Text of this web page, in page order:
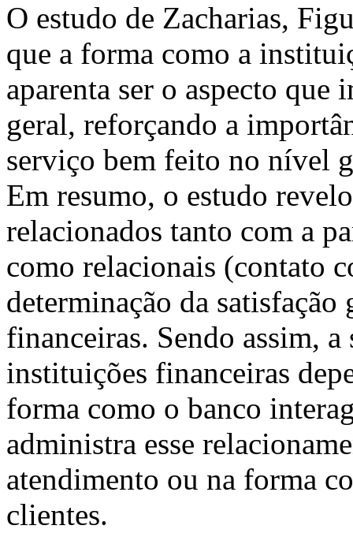
O estudo de Zacharias,
que a forma como a
aparenta ser o aspecto que
geral, reforçando a
serviço bem feito no nível
Em resumo, o estudo
relacionados tanto com a
como relacionais (contato
determinação da
financeiras. Sendo assim,
instituições financeiras
forma como o banco
administra esse
atendimento ou na forma
clientes.